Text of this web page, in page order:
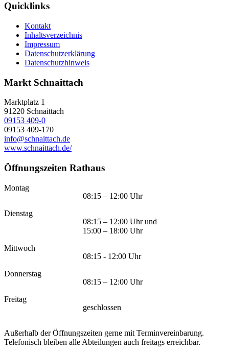
Quicklinks
Kontakt
Inhaltsverzeichnis
Impressum
Datenschutzerklärung
Datenschutzhinweis
Markt Schnaittach
Marktplatz 1
91220 Schnaittach
09153 409-0
09153 409-170
info@schnaittach.de
www.schnaittach.de/
Öffnungszeiten Rathaus
Montag
08:15 – 12:00 Uhr
Dienstag
08:15 – 12:00 Uhr und
15:00 – 18:00 Uhr
Mittwoch
08:15 - 12:00 Uhr
Donnerstag
08:15 – 12:00 Uhr
Freitag
geschlossen
Außerhalb der Öffnungszeiten gerne mit Terminvereinbarung.
Telefonisch bleiben alle Abteilungen auch freitags erreichbar.